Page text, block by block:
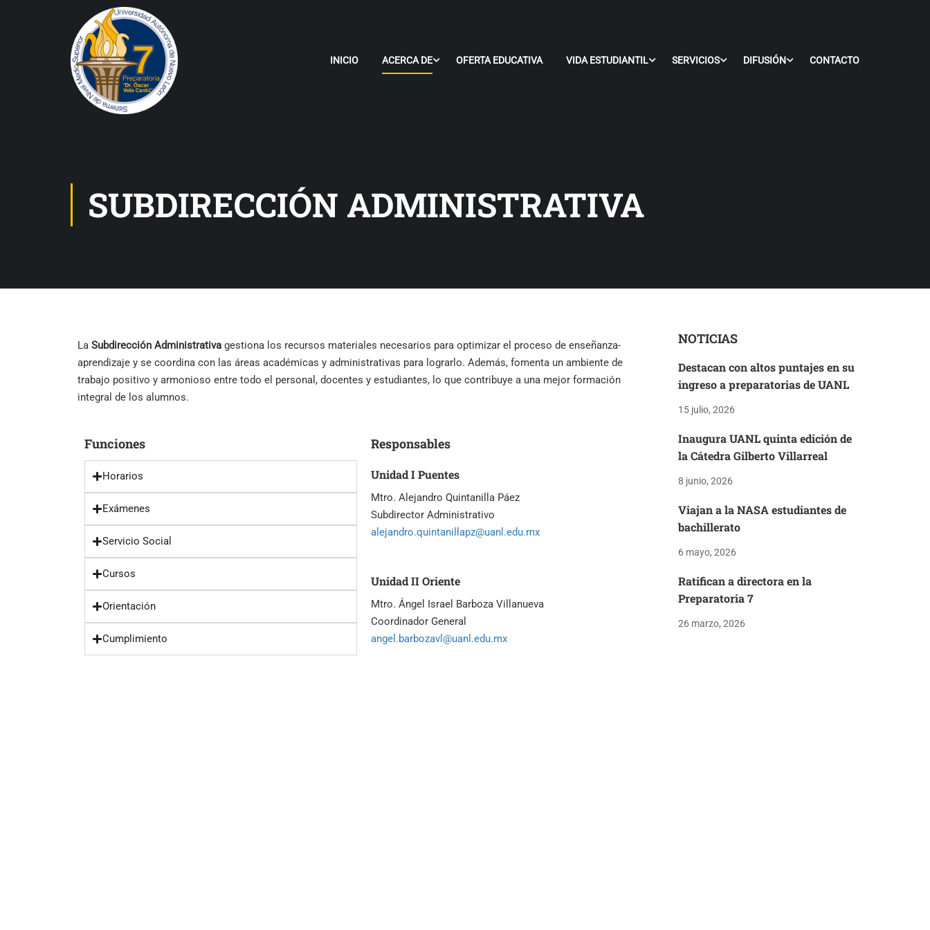
INICIO ACERCA DE OFERTA EDUCATIVA VIDA ESTUDIANTIL SERVICIOS DIFUSIÓN CONTACTO
SUBDIRECCIÓN ADMINISTRATIVA
La Subdirección Administrativa gestiona los recursos materiales necesarios para optimizar el proceso de enseñanza-
aprendizaje y se coordina con las áreas académicas y administrativas para lograrlo. Además, fomenta un ambiente de
trabajo positivo y armonioso entre todo el personal, docentes y estudiantes, lo que contribuye a una mejor formación
integral de los alumnos.
Funciones
Horarios
Exámenes
Servicio Social
Cursos
Orientación
Cumplimiento
Responsables
Unidad I Puentes
Mtro. Alejandro Quintanilla Páez
Subdirector Administrativo
alejandro.quintanillapz@uanl.edu.mx
Unidad II Oriente
Mtro. Ángel Israel Barboza Villanueva
Coordinador General
angel.barbozavl@uanl.edu.mx
NOTICIAS
Destacan con altos puntajes en su
ingreso a preparatorias de UANL
15 julio, 2026
Inaugura UANL quinta edición de
la Cátedra Gilberto Villarreal
8 junio, 2026
Viajan a la NASA estudiantes de
bachillerato
6 mayo, 2026
Ratifican a directora en la
Preparatoria 7
26 marzo, 2026